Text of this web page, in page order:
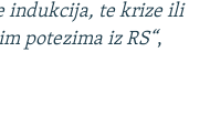
indukcija, te krize ili
potezima iz RS“,